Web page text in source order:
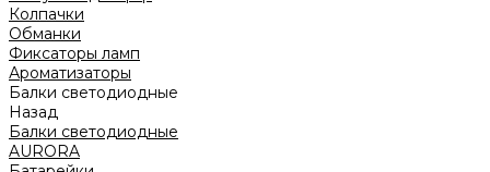
Колпачки
Обманки
Фиксаторы ламп
Ароматизаторы
Балки светодиодные
Назад
Балки светодиодные
AURORA